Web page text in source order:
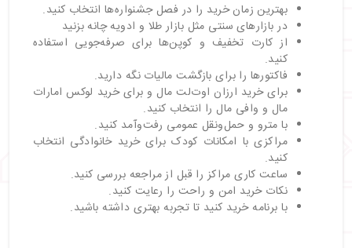
بهترین زمان خرید را در فصل جشنواره‌ها انتخاب کنید.
در بازارهای سنتی مثل بازار طلا و ادویه چانه بزنید
از کارت تخفیف و کوپن‌ها برای صرفه‌جویی استفاده
کنید.
فاکتورها را برای بازگشت مالیات نگه دارید.
برای خرید ارزان اوت‌لت مال و برای خرید لوکس امارات
مال و وافی مال را انتخاب کنید.
با مترو و حمل‌ونقل عمومی رفت‌وآمد کنید.
مراکزی با امکانات کودک برای خرید خانوادگی انتخاب
کنید.
ساعت کاری مراکز را قبل از مراجعه بررسی کنید.
نکات خرید امن و راحت را رعایت کنید.
با برنامه خرید کنید تا تجربه بهتری داشته باشید.